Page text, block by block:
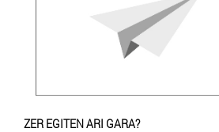
ZER EGITEN ARI GARA?